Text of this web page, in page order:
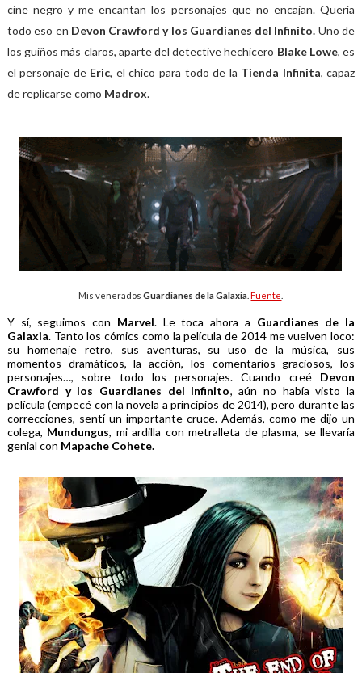
cine negro y me encantan los personajes que no encajan. Quería
todo eso en Devon Crawford y los Guardianes del Infinito. Uno de
los guiños más claros, aparte del detective hechicero Blake Lowe, es
el personaje de Eric, el chico para todo de la Tienda Infinita, capaz
de replicarse como Madrox.
Mis veneradosGuardianes de la Galaxia .Fuente
Y sí, seguimos con Marvel. Le toca ahora a Guardianes de la
Galaxia. Tanto los cómics como la película de 2014 me vuelven loco:
su homenaje retro, sus aventuras, su uso de la música, sus
momentos dramáticos, la acción, los comentarios graciosos, los
personajes…, sobre todo los personajes. Cuando creé Devon
Crawford y los Guardianes del Infinito, aún no había visto la
película (empecé con la novela a principios de 2014), pero durante las
correcciones, sentí un importante cruce. Además, como me dijo un
colega, Mundungus, mi ardilla con metralleta de plasma, se llevaría
genial con Mapache Cohete.